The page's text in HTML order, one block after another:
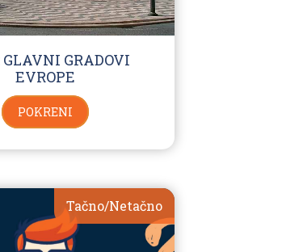
GRADOVI
EVROPE
POKRENI
Tačno/Netačno